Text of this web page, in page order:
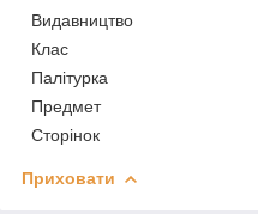
Видавництво
Клас
Палітурка
Предмет
Сторінок
Приховати